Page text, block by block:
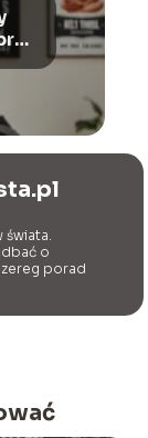
świata.
o
porad